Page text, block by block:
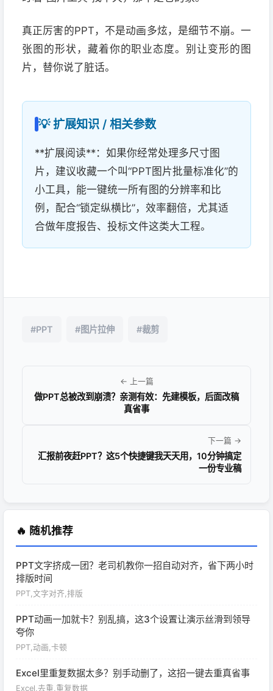
真正厉害的PPT，不是动画多炫，是细节不崩。一
张图的形状，藏着你的职业态度。别让变形的图
片，替你说了脏话。
💡 扩展知识 / 相关参数
**扩展阅读**：如果你经常处理多尺寸图
片，建议收藏一个叫“PPT图片批量标准化”的
小工具，能一键统一所有图的分辨率和比
例，配合“锁定纵横比”，效率翻倍，尤其适
合做年度报告、投标文件这类大工程。
#PPT #图片拉伸 #裁剪
← 上一篇
做PPT总被改到崩溃？亲测有效：先建模板，后面改稿
真省事
下一篇 →
汇报前夜赶PPT？这5个快捷键我天天用，10分钟搞定
一份专业稿
🔥 随机推荐
PPT文字挤成一团？老司机教你一招自动对齐，省下两小时
排版时间
PPT,文字对齐,排版
PPT动画一加就卡？别乱搞，这3个设置让演示丝滑到领导
夸你
PPT,动画,卡顿
Excel里重复数据太多？别手动删了，这招一键去重真省事
Excel,去重,重复数据